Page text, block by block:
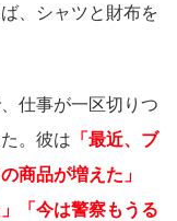
、シャツと財布を
仕事が一区切りつ
。彼は 「最近、ブ
商品が増えた」
「今は警察もうる